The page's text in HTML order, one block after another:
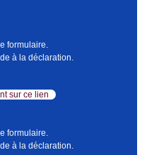
formulaire.
à la déclaration.
sur ce lien
formulaire.
à la déclaration.